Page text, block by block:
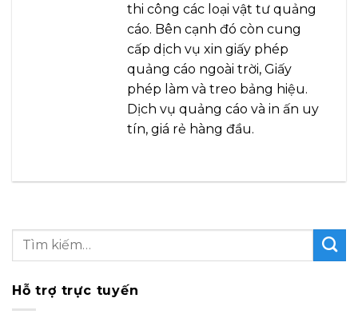
thi công các loại vật tư quảng
cáo. Bên cạnh đó còn cung
cấp dịch vụ xin giấy phép
quảng cáo ngoài trời, Giấy
phép làm và treo bảng hiệu.
Dịch vụ quảng cáo và in ấn uy
tín, giá rẻ hàng đầu.
Hỗ trợ trực tuyến